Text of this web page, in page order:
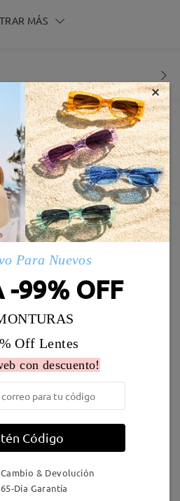
todos los
su comentario
MÁS
a arañazo incluído
devolución y cambio
Descubrir Más
€ M36660 27,95 €
×
Para Nuevos
-99% OFF
Off Lentes
con descuento!
Código
& Devolución
Día Garantía